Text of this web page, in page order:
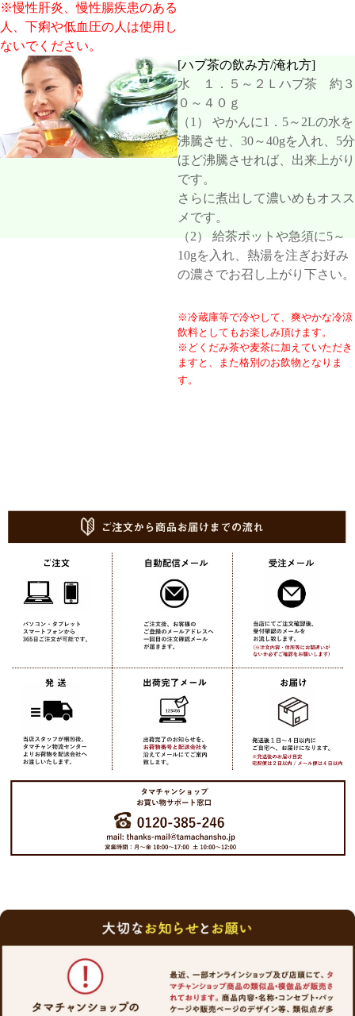
※慢性肝炎、慢性腸疾患のある
人、下痢や低血圧の人は使用し
ないでください。
[ハブ茶の飲み方/淹れ方]
水 １．５～２Ｌ ハブ茶 約３
０～４０ｇ
（1） やかんに1．5～2Lの水を
沸騰させ、30～40gを入れ、5分
ほど沸騰させれば、出来上がり
です。
さらに煮出して濃いめもオスス
メです。
（2） 給茶ポットや急須に5～
10gを入れ、熱湯を注ぎお好み
の濃さでお召し上がり下さい。
※冷蔵庫等で冷やして、爽やかな冷涼
飲料としてもお楽しみ頂けます。
※どくだみ茶や麦茶に加えていただき
ますと、また格別のお飲物となりま
す。